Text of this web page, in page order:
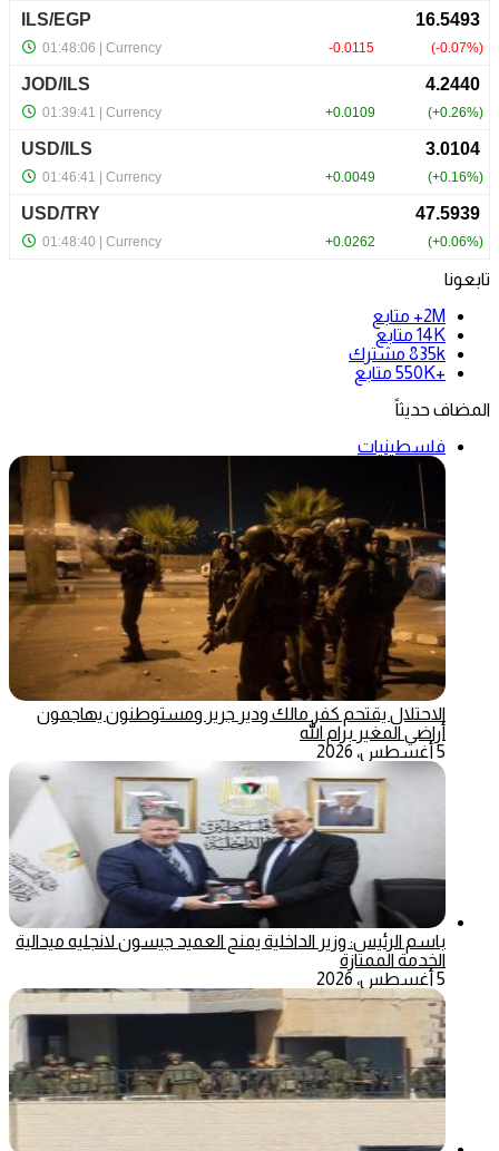
تابعونا
2M+
متابع
14K متابع
835k مشترك
+550K
متابع
المضاف حديثاً
فلسطينيات
الاحتلال يقتحم كفر مالك ودير جرير ومستوطنون يهاجمون
أراضي المغير برام الله
5 أغسطس، 2026
باسم الرئيس: وزير الداخلية يمنح العميد جيسون لانجليه ميدالية
الخدمة الممتازة
5 أغسطس، 2026